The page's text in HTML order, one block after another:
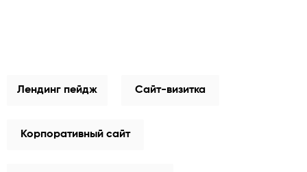
Лендинг пейдж Сайт-визитка
Корпоративный сайт